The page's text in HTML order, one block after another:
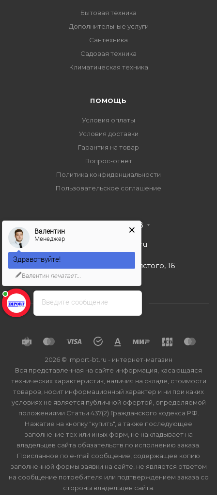
Бытовая техника
Дополнительные услуги
Сантехника
Садовая техника
Климатическая техника
ПОМОЩЬ
Условия оплаты
Условия доставки
Гарантия на товар
Вопрос-ответ
Политика конфиденциальности
Пользовательское соглашение
+7 495 989 53 38
import-bt@bk.ru
г. Москва, ул. Льва Толстого, 16
2026 © Import-bt.ru - интернет-магазин
Вся представленная на сайте информация, касающаяся
технических характеристик, наличия на складе, стоимости
товаров, носит информационный характер и ни при каких
условиях не является публичной офертой, определяемой
положениями Статьи 437(2) Гражданского кодекса РФ.
Нажатие на кнопку "купить", а также последующее
заполнение тех или иных форм, не накладывает на
владельцев сайта обязательств по исполнению заказа.
Присланное по e-mail сообщение, содержащее копию
заполненной формы заявки на сайте, не является ответом
на сообщение потребителя или подтверждением заказа со
стороны владельцев сайта.
Введите сообщение
Валентин
Менеджер
Здравствуйте!
Валентин печатает...